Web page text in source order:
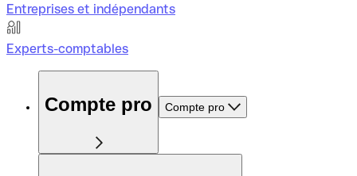
Entreprises et indépendants
Experts-comptables
Compte pro Compte pro